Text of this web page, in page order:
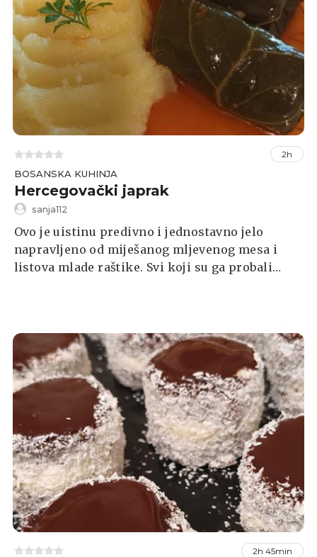
2h
BOSANSKA KUHINJA
Hercegovački japrak
sanja112
Ovo je uistinu predivno i jednostavno jelo
napravljeno od miješanog mljevenog mesa i
listova mlade raštike. Svi koji su ga probali
2h 45min